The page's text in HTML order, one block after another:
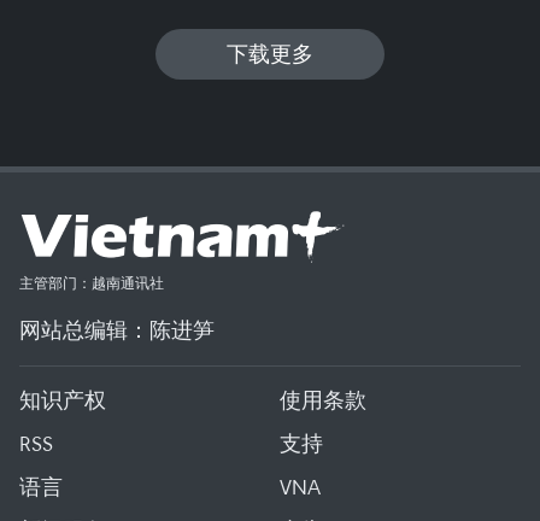
下载更多
主管部门：越南通讯社
网站总编辑：陈进笋
知识产权
使用条款
RSS
支持
语言
VNA